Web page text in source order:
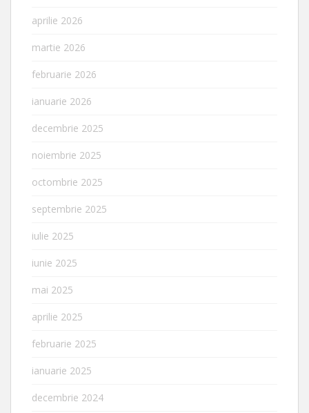
aprilie 2026
martie 2026
februarie 2026
ianuarie 2026
decembrie 2025
noiembrie 2025
octombrie 2025
septembrie 2025
iulie 2025
iunie 2025
mai 2025
aprilie 2025
februarie 2025
ianuarie 2025
decembrie 2024